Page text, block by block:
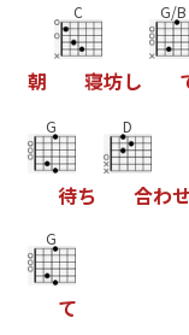
朝
C
寝坊し
G/B
G
待ち
D
合わせ
G
て